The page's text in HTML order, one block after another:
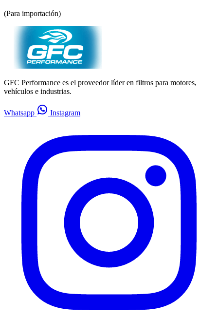
(Para importación)
GFC Performance es el proveedor líder en filtros para motores,
vehículos e industrias.
Whatsapp Instagram